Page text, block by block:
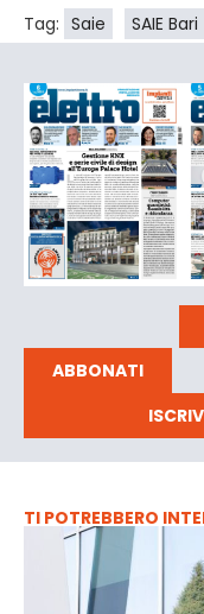
Tag: Saie SAIE Bari
ABBONATI
TI POTREBBERO